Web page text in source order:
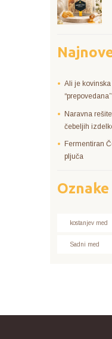
Ali je
Naravna
čebeljih
Fermentiran
pljuča
Oznake
kostanjev med
Sadni med